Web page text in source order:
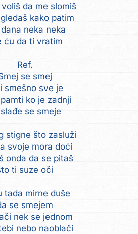
voliš da me slomiš
kako patim
neka neka
ću da ti vratim
Ref.
se smej
smešno sve je
ko je zadnji
se smeje
stigne što zasluži
svoje mora doći
onda da se pitaš
ti suze oči
tada mirne duše
se smejem
nek se jednom
nebo naoblači